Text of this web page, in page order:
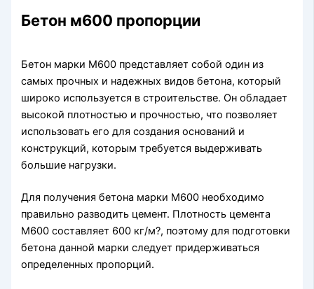
Бетон м600 пропорции
Бетон марки М600 представляет собой один из
самых прочных и надежных видов бетона, который
широко используется в строительстве. Он обладает
высокой плотностью и прочностью, что позволяет
использовать его для создания оснований и
конструкций, которым требуется выдерживать
большие нагрузки.
Для получения бетона марки М600 необходимо
правильно разводить цемент. Плотность цемента
М600 составляет 600 кг/м?, поэтому для подготовки
бетона данной марки следует придерживаться
определенных пропорций.